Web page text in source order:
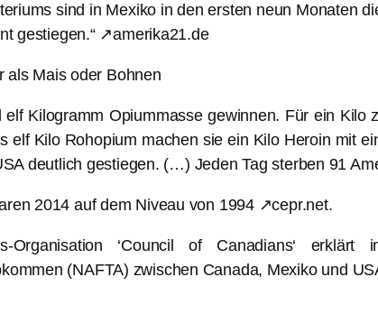
sind in Mexiko in den ersten neun Monaten
gestiegen.“ ↗amerika21.de
als Mais oder Bohnen
Kilogramm Opiummasse gewinnen. Für ein
Kilo Rohopium machen sie ein Kilo Heroin mit
deutlich gestiegen. (…) Jeden Tag sterben 91
2014 auf dem Niveau von 1994 ↗cepr.net.
Organisation ‘Council of Canadians‘
(NAFTA) zwischen Canada, Mexiko und